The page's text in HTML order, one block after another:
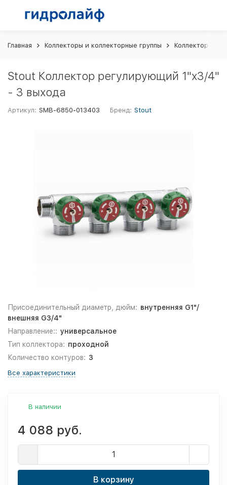
Главная Коллекторы и коллекторные группы Коллекторы
Stout Коллектор регулирующий 1"х3/4"
- 3 выхода
Артикул: SMB-6850-013403 Бренд: Stout
Присоединительный диаметр, дюйм: внутренняя G1"/
внешняя G3/4"
Направление:: универсальное
Тип коллектора: проходной
Количество контуров: 3
Все характеристики
В наличии
4 088 руб.
В корзину